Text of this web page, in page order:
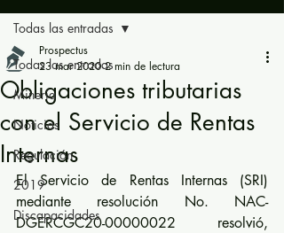
Todas las entradas
Minería
Noticias
Regulación
2019
Discapacidades
Todas las entradas
Obligaciones tributarias
con el Servicio de Rentas
Internas
Prospectus
23 mar 2020 2 min de lectura
El Servicio de Rentas Internas (SRI)
mediante resolución No. NAC-
DGERCGC20-00000022 resolvió,